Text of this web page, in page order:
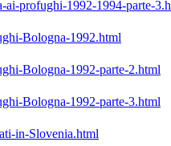
ai-profughi-1992-1994-parte-
Bologna-1992.html
Bologna-1992-parte-2.html
Bologna-1992-parte-3.html
in-Slovenia.html